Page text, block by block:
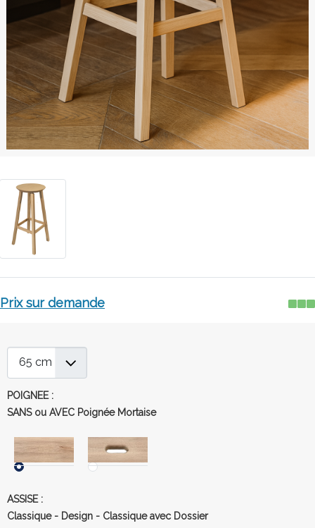
Prix sur demande
POIGNEE :
SANS ou AVEC Poignée Mortaise
ASSISE :
Classique - Design - Classique avec Dossier